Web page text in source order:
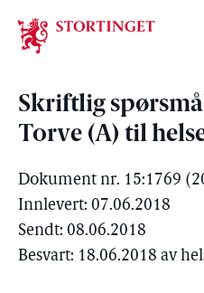
Stortinget.no
Skriftlig
Torve (A) til
Dokument nr. 15:1769
Innlevert: 07.06.2018
Sendt: 08.06.2018
Besvart: 18.06.2018 av